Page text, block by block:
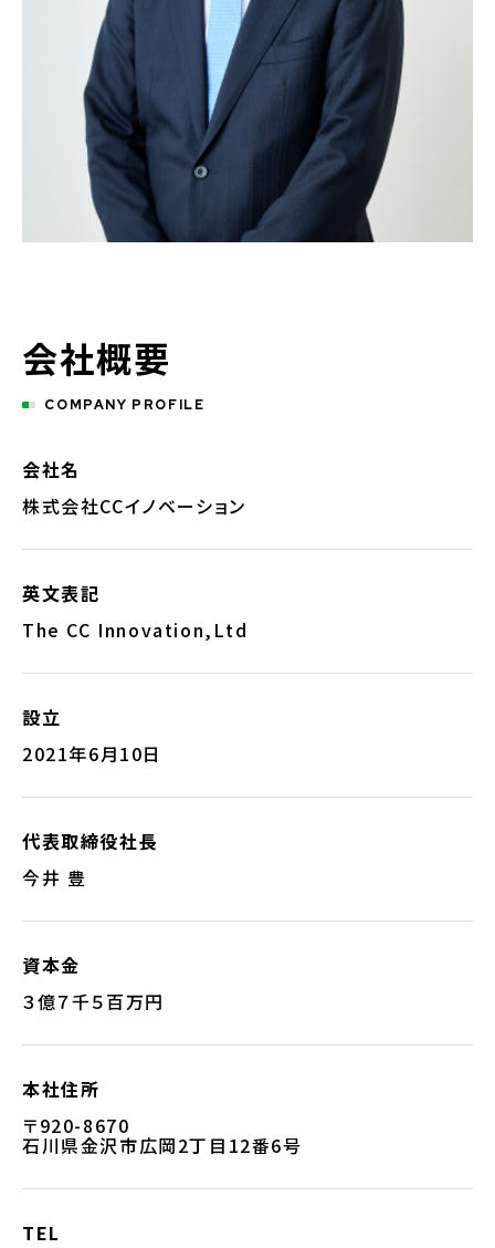
会社概要
COMPANY PROFILE
会社名
株式会社CCイノベーション
英文表記
The CC Innovation,Ltd
設立
2021年6月10日
代表取締役社長
今井 豊
資本金
３億７千５百万円
本社住所
〒920-8670
石川県金沢市広岡2丁目12番6号
TEL